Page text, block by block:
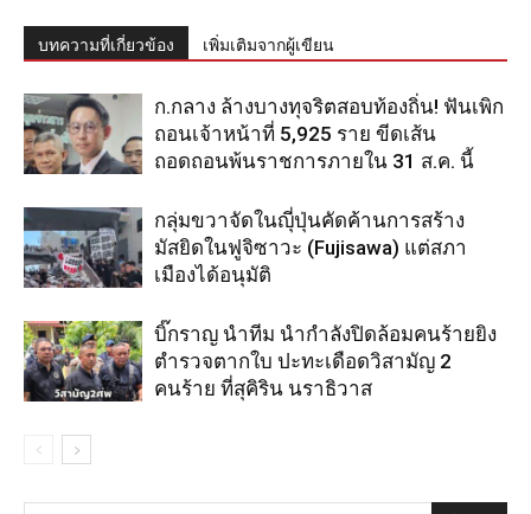
บทความที่เกี่ยวข้อง เพิ่มเติมจากผู้เขียน
ก.กลาง ล้างบางทุจริตสอบท้องถิ่น! ฟันเพิก
ถอนเจ้าหน้าที่ 5,925 ราย ขีดเส้น
ถอดถอนพ้นราชการภายใน 31 ส.ค. นี้
กลุ่มขวาจัดในญุี่ปุ่นคัดค้านการสร้าง
มัสยิดในฟูจิซาวะ (Fujisawa) แต่สภา
เมืองได้อนุมัติ
บิ๊กราญ นำทีม นำกำลังปิดล้อมคนร้ายยิง
ตำรวจตากใบ ปะทะเดือดวิสามัญ 2
คนร้าย ที่สุคิริน นราธิวาส